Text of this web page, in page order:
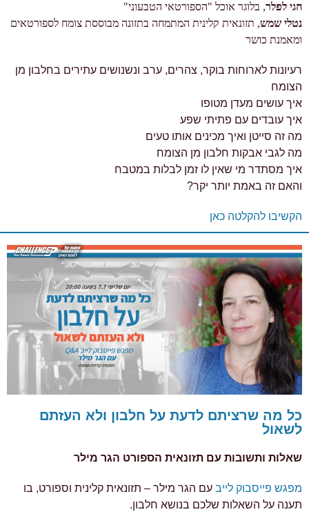
חגי לפלר, בלוגר אוכל "הספורטאי הטבעוני"
נטלי שמש, תזונאית קלינית המתמחה בתזונה מבוססת צומח לספורטאים
ומאמנת כושר
רעיונות לארוחות בוקר, צהרים, ערב ונשנושים עתירים בחלבון מן
הצומח
איך עושים מעדן מטופו
איך עובדים עם פתיתי שפע
מה זה סייטן ואיך מכינים אותו טעים
מה לגבי אבקות חלבון מן הצומח
איך מסתדר מי שאין לו זמן לבלות במטבח
והאם זה באמת יותר יקר?
הקשיבו להקלטה כאן
כל מה שרציתם לדעת על חלבון ולא העזתם
לשאול
שאלות ותשובות עם תזונאית הספורט הגר מילר
מפגש פייסבוק לייב עם הגר מילר – תזונאית קלינית וספורט, בו
תענה על השאלות שלכם בנושא חלבון.